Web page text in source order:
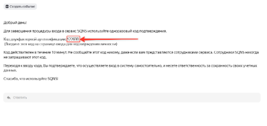
ООО «Альянс АйТи
Технолоджи»
8 (812) 209 08 12
Сети и франшизы
09:00 - 18:00